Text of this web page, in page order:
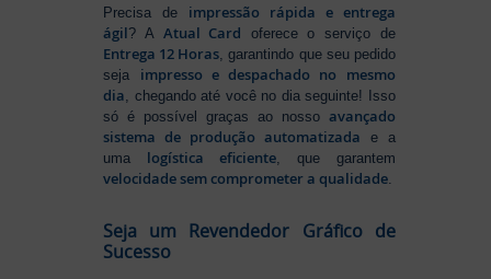
Precisa de impressão rápida e entrega
ágil? A Atual Card oferece o serviço de
Entrega 12 Horas , garantindo que seu pedido
seja impresso e despachado no mesmo
dia , chegando até você no dia seguinte! Isso
só é possível graças ao nosso avançado
sistema de produção automatizada e a
uma logística eficiente , que garantem
velocidade sem comprometer a qualidade
Seja um Revendedor Gráfico de
Sucesso